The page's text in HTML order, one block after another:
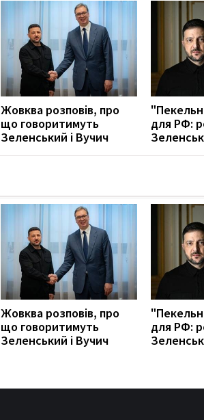
Жовква розповів, про
що говоритимуть
Зеленський і Вучич
для РФ:
Жовква розповів, про
що говоритимуть
Зеленський і Вучич
для РФ: